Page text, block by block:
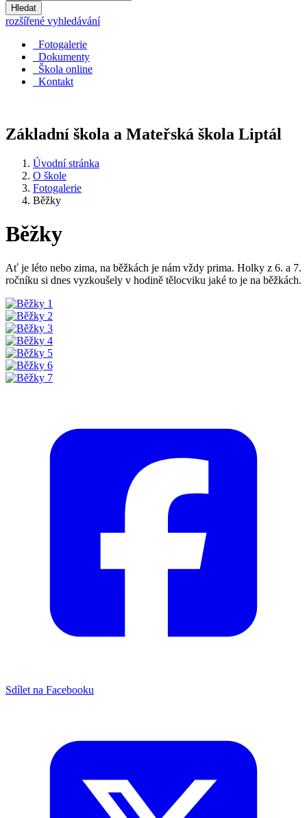
Hledat
rozšířené vyhledávání
Fotogalerie
Dokumenty
Škola online
Kontakt
Základní škola a Mateřská škola Liptál
Úvodní stránka
O škole
Fotogalerie
Běžky
Běžky
Ať je léto nebo zima, na běžkách je nám vždy prima. Holky z 6. a 7.
ročníku si dnes vyzkoušely v hodině tělocviku jaké to je na běžkách.
Sdílet na Facebooku